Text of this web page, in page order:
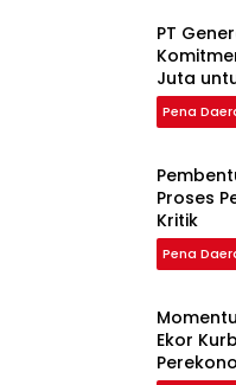
PT
Juta
Pena
Proses
Kritik
Pena
Ekor